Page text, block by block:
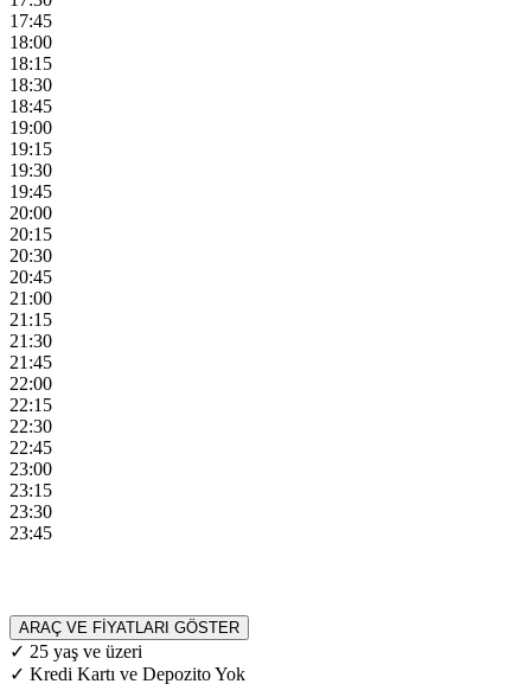
17:45
18:00
18:15
18:30
18:45
19:00
19:15
19:30
19:45
20:00
20:15
20:30
20:45
21:00
21:15
21:30
21:45
22:00
22:15
22:30
22:45
23:00
23:15
23:30
23:45
ARAÇ VE FİYATLARI GÖSTER
✓ 25 yaş ve üzeri
✓ Kredi Kartı ve Depozito Yok